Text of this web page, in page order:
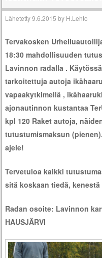
Lähetetty9.6.2015 by H.Lehto
Tervakosken
18:30 mahdollisuuden
Lavinnon radalla .
tarkoitettuja autoja
vapaakytkimellä ,
ajonautinnon kustantaa
kpl 120 Raket autoja,
tutustumismaksun
ajele!
Tervetuloa kaikki
sitä koskaan tiedä,
Radan osoite: Lavinnon
HAUSJÄRVI